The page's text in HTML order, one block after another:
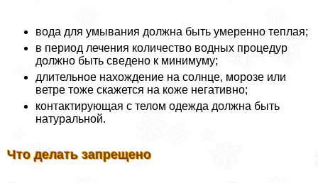
вода для умывания должна быть умеренно теплая;
в период лечения количество водных процедур
должно быть сведено к минимуму;
длительное нахождение на солнце, морозе или
ветре тоже скажется на коже негативно;
контактирующая с телом одежда должна быть
натуральной.
Что делать запрещено